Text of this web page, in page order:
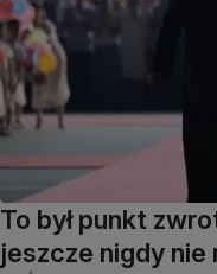
To był punkt
jeszcze nigdy nie